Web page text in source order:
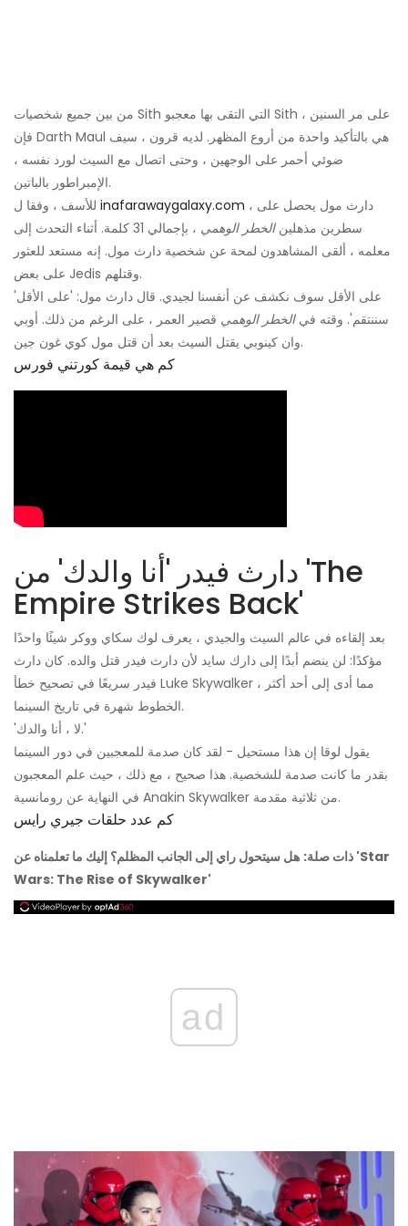
من بين جميع شخصيات Sith التي التقى بها معجبو Sith على مر السنين ،
فإن Darth Maul هي بالتأكيد واحدة من أروع المظهر. لديه قرون ، سيف
ضوئي أحمر على الوجهين ، وحتى اتصال مع السيث لورد نفسه ،
الإمبراطور بالباتين.
inafarawaygalaxy.com ، دارث مول يحصل على
سطرين مذهلينالخطر الوهمي
، بإجمالي 31 كلمة. أثناء التحدث إلى
معلمه ، ألقى المشاهدون لمحة عن شخصية دارث مول. إنه مستعد للعثور
على بعض Jedis وقتلهم.
'على الأقل سوف نكشف عن أنفسنا لجيدي. قال دارث مول: 'على الأقل
سننتقم'. وقته فيالخطر الوهمي قصير العمر ، على الرغم من ذلك. أوبي
وان كينوبي يقتل السيث بعد أن قتل مول كوي غون جين.
كم هي قيمة كورتني فورس
دارث فيدر 'أنا والدك' من 'The
Empire Strikes Back'
بعد إلقاءه في عالم السيث والجيدي ، يعرف لوك سكاي ووكر شيئًا واحدًا
مؤكدًا: لن ينضم أبدًا إلى دارك سايد لأن دارث فيدر قتل والده. كان دارث
فيدر سريعًا في تصحيح خطأ Luke Skywalker ، مما أدى إلى أحد أكثر
الخطوط شهرة في تاريخ السينما.
'لا ، أنا والدك.'
يقول لوقا إن هذا مستحيل - لقد كان صدمة للمعجبين في دور السينما
بقدر ما كانت صدمة للشخصية. هذا صحيح ، مع ذلك ، حيث علم المعجبون
في النهاية عن رومانسية Anakin Skywalker من ثلاثية مقدمة.
كم عدد حلقات جيري رايس
ذات صلة: هل سيتحول راي إلى الجانب المظلم؟ إليك ما تعلمناه عن 'Star
Wars: The Rise of Skywalker'
ad